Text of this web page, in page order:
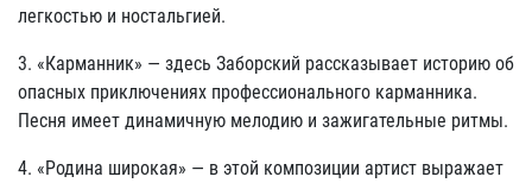
легкостью и ностальгией.
3. «Карманник» — здесь Заборский рассказывает историю об
опасных приключениях профессионального карманника.
Песня имеет динамичную мелодию и зажигательные ритмы.
4. «Родина широкая» — в этой композиции артист выражает